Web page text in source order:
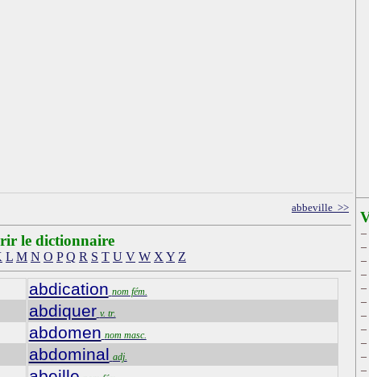
abbeville >>
le dictionnaire
L M N O P Q R S T U V W X Y Z
abdication nom fém.
abdiquer v. tr.
abdomen nom masc.
abdominal adj.